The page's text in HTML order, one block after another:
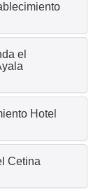
el
Hotel
Cetina